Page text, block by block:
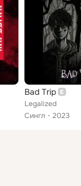
Bad Trip
Legalized
Сингл
2023